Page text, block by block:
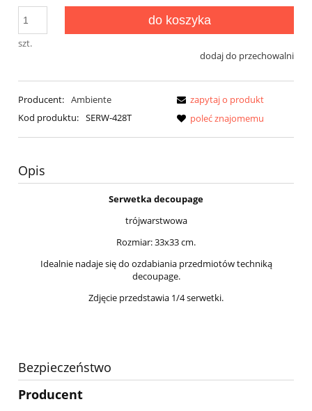
szt.
do koszyka
dodaj do przechowalni
Producent: Ambiente
Kod produktu: SERW-428T
zapytaj o produkt
poleć znajomemu
Opis
Serwetka decoupage
trójwarstwowa
Rozmiar: 33x33 cm.
Idealnie nadaje się do ozdabiania przedmiotów techniką
decoupage.
Zdjęcie przedstawia 1/4 serwetki.
Bezpieczeństwo
Producent